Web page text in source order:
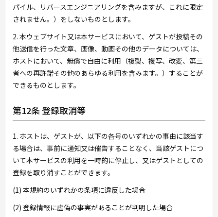
パイル、リバースエンジニアリングを含みますが、これに限定
されません。）をしないものとします。
2. 本ウェブサイト又は本サービスにおいて、ゲストが投稿その
他送信を行った文章、画像、動画その他のデータについては、
ホストにおいて、無償で自由に利用（複製、複写、改変、第三
者への再許諾その他のあらゆる利用を含みます。）することが
できるものとします。
第12条 登録取消等
1. ホストは、ゲストが、以下の各号のいずれかの事由に該当す
る場合は、事前に通知又は催告することなく、当該ゲストにつ
いて本サービスの利用を一時的に停止し、又はゲストとしての
登録を取り消すことができます。
(1) 本規約のいずれかの条項に違反した場合
(2) 登録情報に虚偽の事実があることが判明した場合